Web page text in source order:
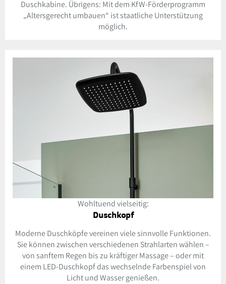
Duschkabine. Übrigens: Mit dem KfW-Förderprogramm
„Altersgerecht umbauen“ ist staatliche Unterstützung
möglich.
Wohltuend vielseitig:
Duschkopf
Moderne Duschköpfe vereinen viele sinnvolle Funktionen.
Sie können zwischen verschiedenen Strahlarten wählen –
von sanftem Regen bis zu kräftiger Massage – oder mit
einem LED-Duschkopf das wechselnde Farbenspiel von
Licht und Wasser genießen.